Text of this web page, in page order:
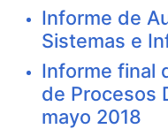
Informe de
Sistemas e
Informe final
de Procesos
mayo 2018